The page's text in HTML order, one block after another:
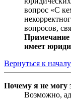
вопрос «С
вопросов,
Примечание
имеет
Вернуться к началу
Почему я не могу
Возможно,